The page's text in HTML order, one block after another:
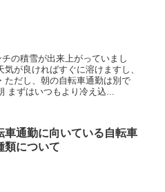
の積雪が出来上がっていまし
が良ければすぐに溶けますし、
ただし、朝の自転車通勤は別で
まずはいつもより冷え込...
車通勤に向いている自転車
類について